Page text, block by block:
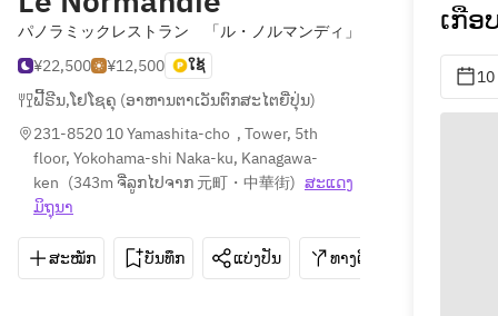
パノラミックレストラン 「ル・ノルマンディ」
¥22,500
¥12,500 ໃຊ້
ຟີ້ຣີນ,ໂຢໂຊຄຸ (ອາຫານຕາເວັນຕົກສະໄຕຍີ່ປຸ່ນ)
231-8520 10 Yamashita-cho  , Tower, 5th
floor, Yokohama-shi Naka-ku, Kanagawa-
ken (343m ຈີ່ລູກໄປຈາກ 元町・中華街) ສະ​ແດງ​
ມິ​ຖຸນາ
ສະໝັກ ບັນທຶກ ແບ່ງປັນ ທາງຕິດຕໍ່
ເກືອ
10